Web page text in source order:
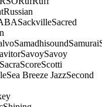
Russian
SackvilleSacred
SamadhisoundSamurai
SavoySavoy
ScoreScotti
Sea Breeze JazzSecond